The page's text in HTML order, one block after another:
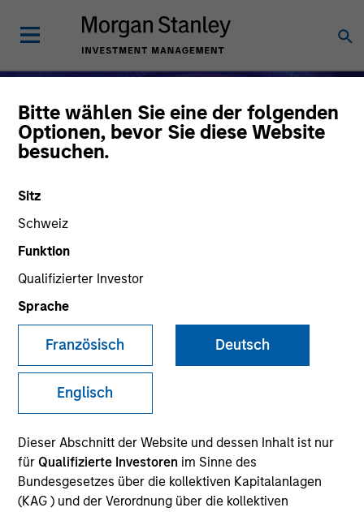
Bitte wählen Sie eine der folgenden
Optionen, bevor Sie diese Website
besuchen.
Sitz
Schweiz
Funktion
Qualifizierter Investor
Sprache
Französisch Deutsch
Englisch
Dieser Abschnitt der Website und dessen Inhalt ist nur
für Qualifizierte Investoren im Sinne des
Bundesgesetzes über die kollektiven Kapitalanlagen
(KAG ) und der Verordnung über die kollektiven
Alternative Anlagen
Teams
Übersicht